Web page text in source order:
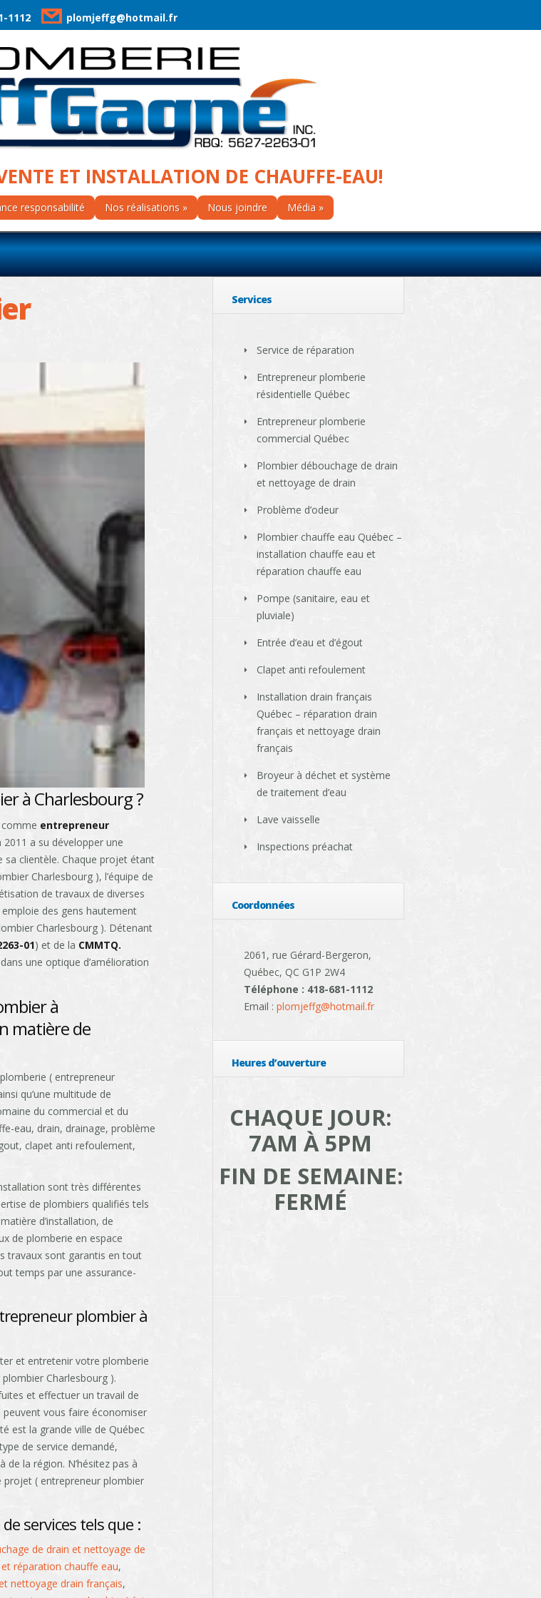
1112 plomjeffg@hotmail.fr
ET INSTALLATION DE CHAUFFE-EAU!
responsabilité Nos réalisations Nous joindre Média
à Charlesbourg ?
comme entrepreneur
a su développer une
clientèle. Chaque projet étant
Charlesbourg ), l’équipe de
de travaux de diverses
des gens hautement
Charlesbourg ). Détenant
01) et de la CMMTQ.
une optique d’amélioration
à
matière de
( entrepreneur
qu’une multitude de
du commercial et du
eau, drain, drainage, problème
clapet anti refoulement,
sont très différentes
de plombiers qualifiés tels
d’installation, de
de plomberie en espace
travaux sont garantis en tout
temps par une assurance-
plombier à
et entretenir votre plomberie
Charlesbourg ).
et effectuer un travail de
peuvent vous faire économiser
est la grande ville de Québec
de service demandé,
la région. N’hésitez pas à
( entrepreneur plombier
services tels que :
de drain et nettoyage de
réparation chauffe eau,
nettoyage drain français,
Services
Service de réparation
Entrepreneur plomberie
résidentielle Québec
Entrepreneur plomberie
commercial Québec
Plombier débouchage de drain
et nettoyage de drain
Problème d’odeur
Plombier chauffe eau Québec –
installation chauffe eau et
réparation chauffe eau
Pompe (sanitaire, eau et
pluviale)
Entrée d’eau et d’égout
Clapet anti refoulement
Installation drain français
Québec – réparation drain
français et nettoyage drain
français
Broyeur à déchet et système
de traitement d’eau
Lave vaisselle
Inspections préachat
Coordonnées
2061, rue Gérard-Bergeron,
Québec, QC G1P 2W4
Téléphone : 418-681-1112
Email : plomjeffg@hotmail.fr
Heures d’ouverture
CHAQUE JOUR:
7AM À 5PM
FIN DE SEMAINE:
FERMÉ